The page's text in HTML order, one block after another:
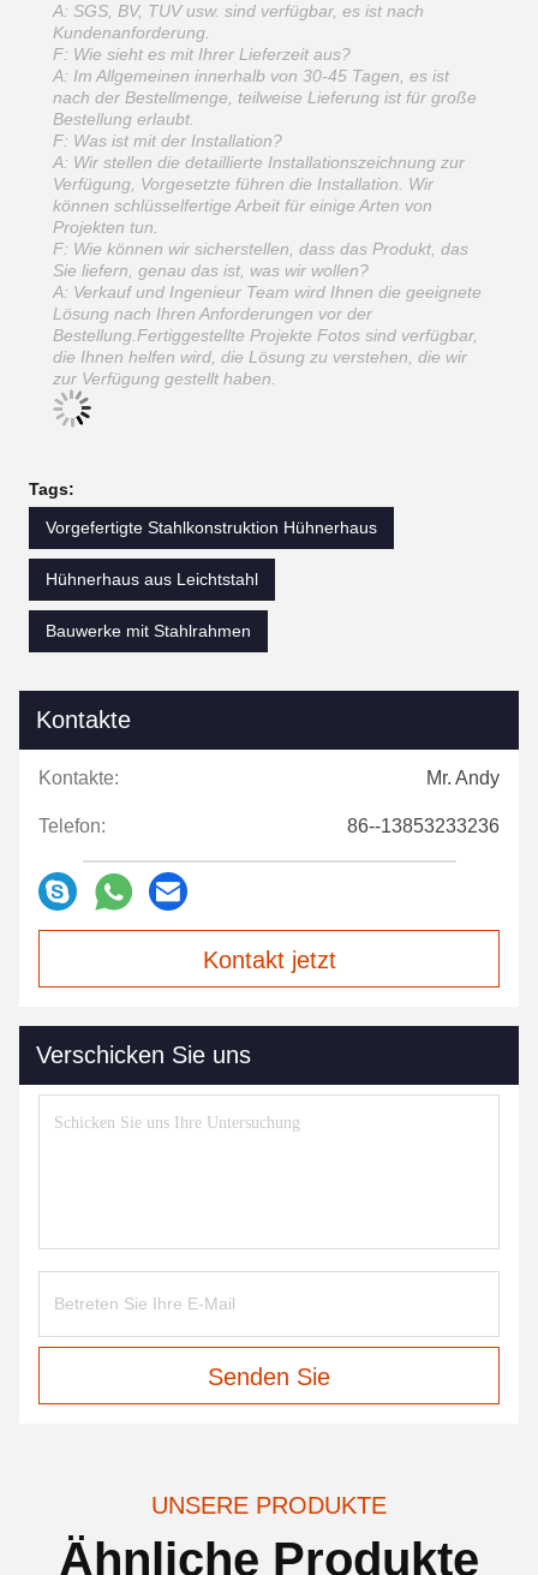
A: SGS, BV, TUV usw. sind verfügbar, es ist nach
Kundenanforderung.
F: Wie sieht es mit Ihrer Lieferzeit aus?
A: Im Allgemeinen innerhalb von 30-45 Tagen, es ist
nach der Bestellmenge, teilweise Lieferung ist für große
Bestellung erlaubt.
F: Was ist mit der Installation?
A: Wir stellen die detaillierte Installationszeichnung zur
Verfügung, Vorgesetzte führen die Installation. Wir
können schlüsselfertige Arbeit für einige Arten von
Projekten tun.
F: Wie können wir sicherstellen, dass das Produkt, das
Sie liefern, genau das ist, was wir wollen?
A: Verkauf und Ingenieur Team wird Ihnen die geeignete
Lösung nach Ihren Anforderungen vor der
Bestellung.Fertiggestellte Projekte Fotos sind verfügbar,
die Ihnen helfen wird, die Lösung zu verstehen, die wir
zur Verfügung gestellt haben.
Tags:
Vorgefertigte Stahlkonstruktion Hühnerhaus
Hühnerhaus aus Leichtstahl
Bauwerke mit Stahlrahmen
Kontakte
Kontakte: Mr. Andy
Telefon: 86--13853233236
Kontakt jetzt
Verschicken Sie uns
Senden Sie
UNSERE PRODUKTE
Ähnliche Produkte